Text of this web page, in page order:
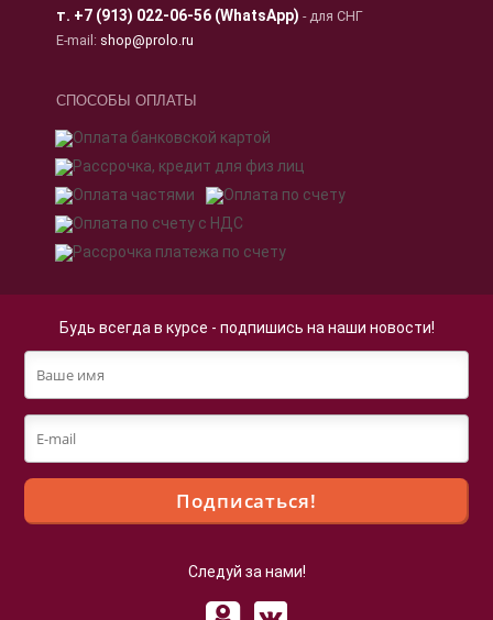
т. +7 (913) 022-06-56 (WhatsApp) - для СНГ
E-mail: shop@prolo.ru
СПОСОБЫ ОПЛАТЫ
Будь всегда в курсе - подпишись на наши новости!
Следуй за нами!